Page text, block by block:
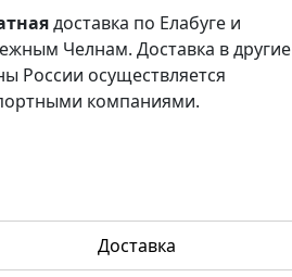
доставка по Елабуге и
Челнам. Доставка в другие
России осуществляется
компаниями.
Доставка